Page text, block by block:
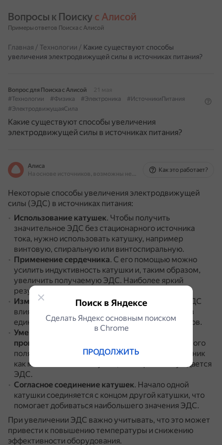
Вопросы к Поиску с Алисой
Примеры ответов Поиска с Алисой
Главная / Технологии / Какие существуют способы
увеличения электродвижущей силы в источниках питания?
Вопрос для Поиска с Алисой
21 мая
#Технологии
#Физика #Электроника
#ИсточникиПитания
#ЭлектродвижущаяСила
Какие существуют способы увеличения
электродвижущей силы в источниках питания?
Алиса
На основе источников, возможны неточности
Как это работает?
Некоторые способы увеличения электродвижущей
силы (ЭДС) в источниках питания:
Использование катушек. Чтобы получить
значительное ЭДС без стационарного источника
тока, нужно использовать катушку, например
винтовую, спиральную или винтоспиральную.
Применение сердечника. С его помощью можно
усилить индуктивность катушки и, таким образом,
увеличить получаемую ЭДС. Наиболее яркий
результат даёт ферромагнитный материал.
Изменение величины магнитного потока
На ЭДС
влияет скорость изменения магнитного потока в
единицу времени или частота вращения магнитов.
Уменьшение расстояния между магнитом и
проводником
Из-за быстрого угасания магнитного
поля в любой среде стоит располагать его источник
как можно ближе к катушке, в которой возбуждается
ЭДС.
Согласное соединение катушек. Начало одной
катушки соединяется с концом другой катушки, что
помогает добиваться наибольшего значения ЭДС.
При увеличении ЭДС важно учитывать, что это может
привести к повышению температуры и снижению
эффективности оборудования.
Поиск в Яндексе
Сделать Яндекс основным поиском
в Сhrome
ПРОДОЛЖИТЬ